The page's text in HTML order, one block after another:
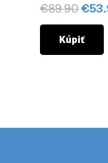
€89.90
cena
bola:
€
Kúpiť